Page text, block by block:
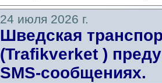
24 июля 2026 г.
Шведская
(Trafikverket )
SMS-сообщениях.